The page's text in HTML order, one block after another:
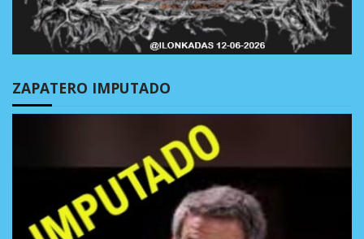
ZAPATERO IMPUTADO